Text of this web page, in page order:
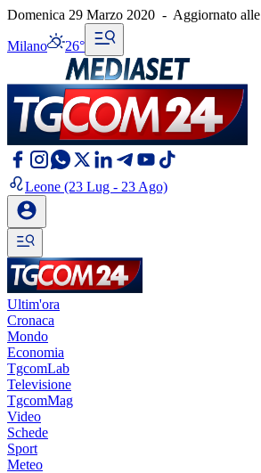
Domenica 29 Marzo 2020 - Aggiornato alle
Milano 26°
Leone (23 Lug - 23 Ago)
Ultim'ora
Cronaca
Mondo
Economia
TgcomLab
Televisione
TgcomMag
Video
Schede
Sport
Meteo